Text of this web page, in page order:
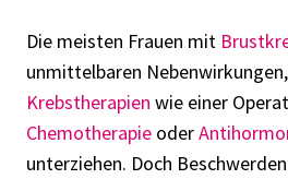
Die meisten Frauen mit
unmittelbaren
Krebstherapien wie einer
Chemotherapie oder
unterziehen. Doch